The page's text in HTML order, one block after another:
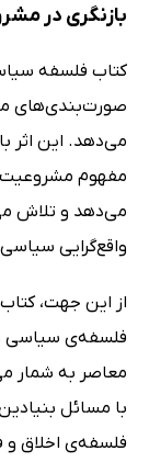
بازنگری در
کتاب فلسفه
صورت‌بندی‌های
می‌دهد. این اثر
مفهوم مشروعیت
می‌دهد و تلاش
واقع‌گرایی
از این جهت،
فلسفه‌ی سیاسی و
معاصر به شمار
با مسائل
فلسفه‌ی اخلاق